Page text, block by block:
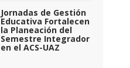
Jornadas de Gestión
Educativa Fortalecen
la Planeación del
Semestre Integrador
en el ACS-UAZ